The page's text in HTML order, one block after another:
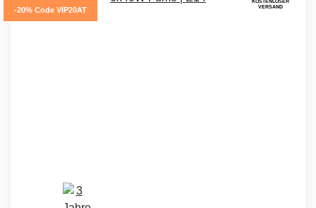
-20% Code VIP20AT
KOSTENLOSER
VERSAND